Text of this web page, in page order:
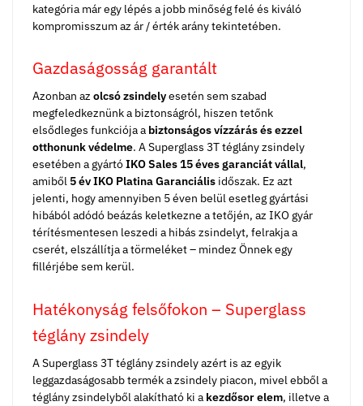
kategória már egy lépés a jobb minőség felé és kiváló
kompromisszum az ár / érték arány tekintetében.
Gazdaságosság garantált
Azonban az olcsó zsindelyesetén sem szabad
megfeledkeznünk a biztonságról, hiszen tetőnk
elsődleges funkciója a biztonságos vízzárás és ezzel
otthonunk védelme. A Superglass 3T téglány zsindely
esetében a gyártóIKO Sales 15 éves garanciát vállal,
amiből 5 év IKO Platina Garanciális időszak. Ez azt
jelenti, hogy amennyiben 5 éven belül esetleg gyártási
hibából adódó beázás keletkezne a tetőjén, az IKO gyár
térítésmentesen leszedi a hibás zsindelyt, felrakja a
cserét, elszállítja a törmeléket – mindez Önnek egy
fillérjébe sem kerül.
Hatékonyság felsőfokon – Superglass
téglány zsindely
A Superglass 3T téglány zsindely azért is az egyik
leggazdaságosabb termék a zsindely piacon, mivel ebből a
téglány zsindelyből alakítható ki a kezdősor elem, illetve a